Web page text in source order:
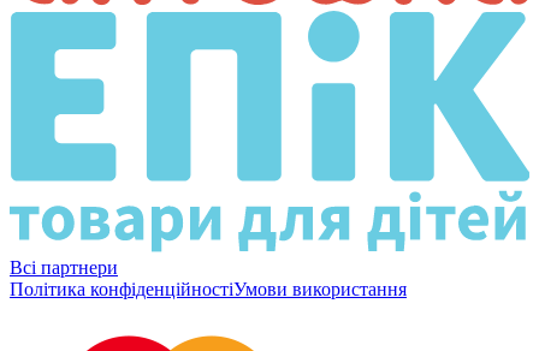
Всі партнери
Політика конфіденційностіУмови використання